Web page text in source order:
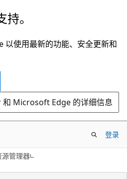
。
使用最新的功能、安全更新和
Microsoft Edge 的详细信息
登录
源管理器